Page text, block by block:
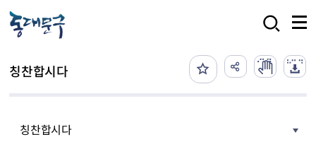
칭찬합시다
칭찬합시다